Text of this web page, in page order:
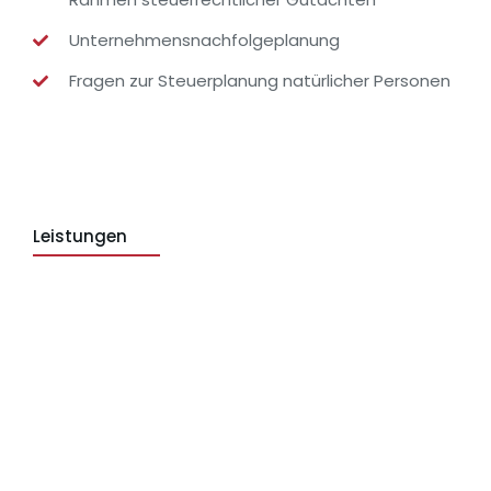
Unternehmensnachfolgeplanung
Fragen zur Steuerplanung natürlicher Personen
Leistungen